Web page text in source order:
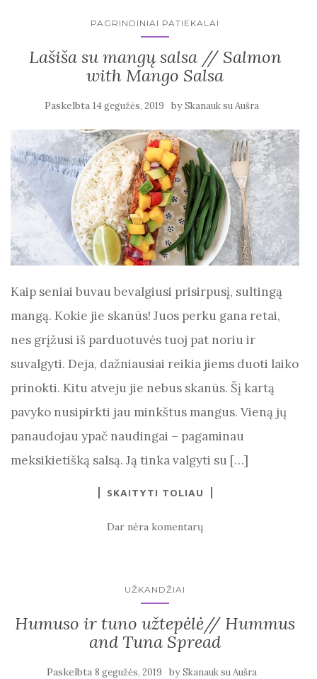
PAGRINDINIAI PATIEKALAI
Lašiša su mangų salsa // Salmon
with Mango Salsa
Paskelbta 14 gegužės, 2019 bySkanauk su Aušra
Kaip seniai buvau bevalgiusi prisirpusį, sultingą
mangą. Kokie jie skanūs! Juos perku gana retai,
nes grįžusi iš parduotuvės tuoj pat noriu ir
suvalgyti. Deja, dažniausiai reikia jiems duoti laiko
prinokti. Kitu atveju jie nebus skanūs. Šį kartą
pavyko nusipirkti jau minkštus mangus. Vieną jų
panaudojau ypač naudingai – pagaminau
meksikietišką salsą. Ją tinka valgyti su […]
SKAITYTI TOLIAU
Dar nėra komentarų
UŽKANDŽIAI
Humuso ir tuno užtepėlė// Hummus
and Tuna Spread
Paskelbta 8 gegužės, 2019 bySkanauk su Aušra